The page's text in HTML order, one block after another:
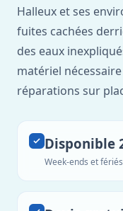
Halleux et ses
fuites cachées
des eaux
matériel
réparations sur
Disponible
Week-ends et